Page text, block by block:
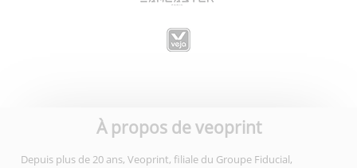
À propos de veoprint
Depuis plus de 20 ans, Veoprint, filiale du Groupe Fiducial,